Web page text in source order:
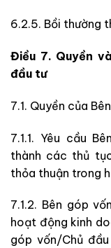
6.2.5. Bồi thường
Điều 7. Quyền
đầu tư
7.1. Quyền của
7.1.1. Yêu cầu
thành các thủ
thỏa thuận trong
7.1.2. Bên góp
hoạt động kinh
góp vốn/Chủ